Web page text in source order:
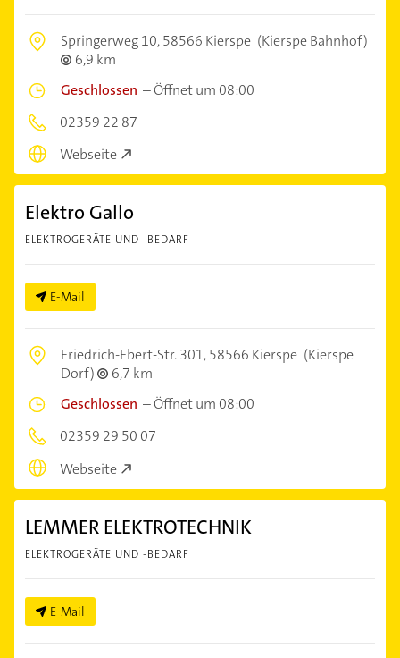
Springerweg 10,58566 Kierspe (Kierspe Bahnhof)
6,9 km
Geschlossen –Öffnet um 08:00
02359 22 87
Webseite
Elektro Gallo
ELEKTROGERÄTE UND -BEDARF
E-Mail
Friedrich-Ebert-Str. 301,58566 Kierspe (Kierspe
Dorf)
6,7 km
Geschlossen –Öffnet um 08:00
02359 29 50 07
Webseite
LEMMER ELEKTROTECHNIK
ELEKTROGERÄTE UND -BEDARF
E-Mail